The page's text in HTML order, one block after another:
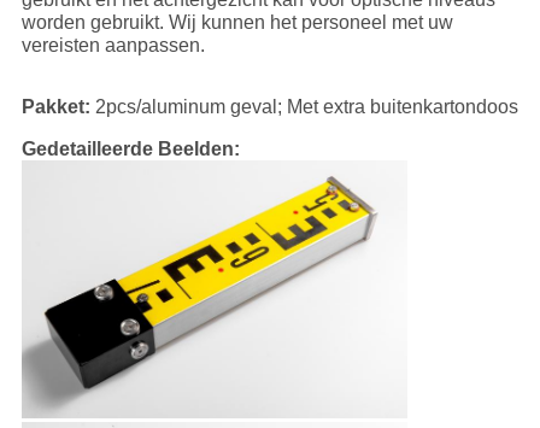
worden gebruikt. Wij kunnen het personeel met uw
vereisten aanpassen.
Pakket: 2pcs/aluminum geval; Met extra buitenkartondoos
Gedetailleerde Beelden: